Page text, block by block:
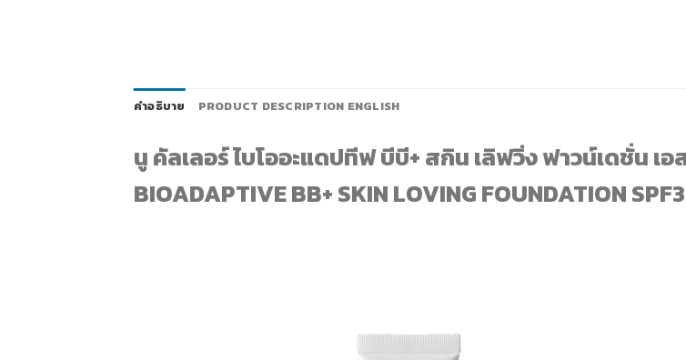
คำอธิบาย PRODUCT DESCRIPTION ENGLISH
นู คัลเลอร์ ไบโออะแดปทีฟ บีบี+ สกิน เลิฟวิ่ง ฟาวน์เดชั่น เอ
BIOADAPTIVE BB+ SKIN LOVING FOUNDATION